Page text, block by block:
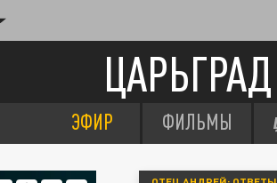
ЦАРЬГРАД
ЭФИР ФИЛЬМЫ